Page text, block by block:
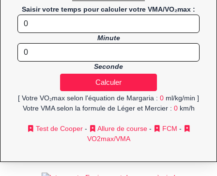
Saisir votre temps pour calculer votre VMA/VO₂max :
Minute
Seconde
[ Votre VO₂max selon l'équation de Margaria : 0 ml/kg/min ]
Votre VMA selon la formule de Léger et Mercier : 0km/h
Test de Cooper- Allure de course- FCM -
VO2max/VMA